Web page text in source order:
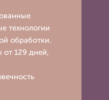
технологии
обработки.
от 129 дней,